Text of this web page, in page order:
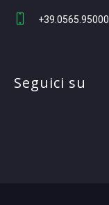
+39.0565.95000
Seguici su